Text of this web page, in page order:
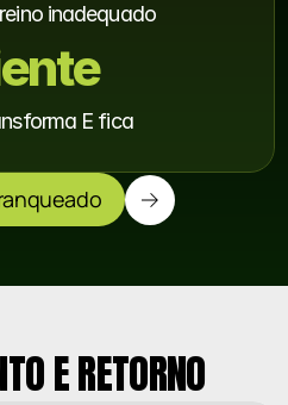
inadequado
E fica
E RETORNO